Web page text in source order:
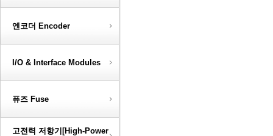
엔코더 Encoder
I/O & Interface Modules
퓨즈 Fuse
고전력 저항기[High-Power